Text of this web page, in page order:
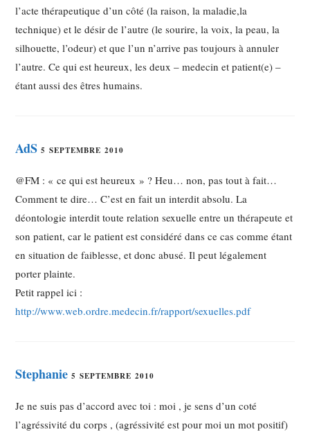
l’acte thérapeutique d’un côté (la raison, la maladie,la
technique) et le désir de l’autre (le sourire, la voix, la peau, la
silhouette, l’odeur) et que l’un n’arrive pas toujours à annuler
l’autre. Ce qui est heureux, les deux – medecin et patient(e) –
étant aussi des êtres humains.
AdS 5 SEPTEMBRE 2010
@FM : « ce qui est heureux » ? Heu… non, pas tout à fait…
Comment te dire… C’est en fait un interdit absolu. La
déontologie interdit toute relation sexuelle entre un thérapeute et
son patient, car le patient est considéré dans ce cas comme étant
en situation de faiblesse, et donc abusé. Il peut légalement
porter plainte.
Petit rappel ici :
http://www.web.ordre.medecin.fr/rapport/sexuelles.pdf
Stephanie 5 SEPTEMBRE 2010
Je ne suis pas d’accord avec toi : moi , je sens d’un coté
l’agréssivité du corps , (agréssivité est pour moi un mot positif)